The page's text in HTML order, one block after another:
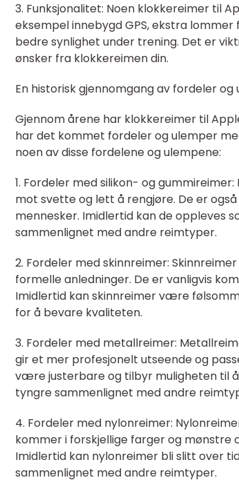
3. Funksjonalitet: Noen klokkereimer til
eksempel innebygd GPS, ekstra
bedre synlighet under trening. Det er
ønsker fra klokkereimen din.
En historisk gjennomgang av fordeler
Gjennom årene har klokkereimer til
har det kommet fordeler og ulemper
noen av disse fordelene og ulempene:
1. Fordeler med silikon- og
mot svette og lett å rengjøre. De er
mennesker. Imidlertid kan de oppleves
sammenlignet med andre reimtyper.
2. Fordeler med skinnreimer:
formelle anledninger. De er vanligvis
Imidlertid kan skinnreimer være
for å bevare kvaliteten.
3. Fordeler med metallreimer:
gir et mer profesjonelt utseende og
være justerbare og tilbyr muligheten til
tyngre sammenlignet med andre
4. Fordeler med nylonreimer:
kommer i forskjellige farger og mønstre
Imidlertid kan nylonreimer bli slitt over
sammenlignet med andre reimtyper.